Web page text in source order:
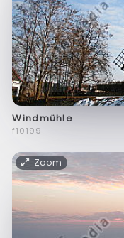
Windmühle
f10199
Zoom